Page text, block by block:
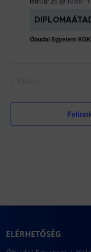
Óbudai Egyetem
ELÉRHETŐSÉG